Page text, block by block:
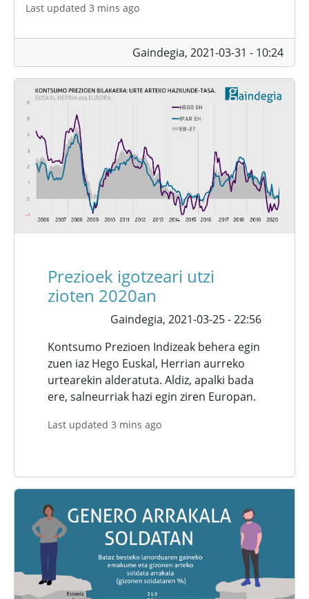
Last updated 3 mins ago
Gaindegia, 2021-03-31 - 10:24
Prezioek igotzeari utzi
zioten 2020an
Gaindegia, 2021-03-25 - 22:56
Kontsumo Prezioen Indizeak behera egin
zuen iaz Hego Euskal, Herrian aurreko
urtearekin alderatuta. Aldiz, apalki bada
ere, salneurriak hazi egin ziren Europan.
Last updated 3 mins ago